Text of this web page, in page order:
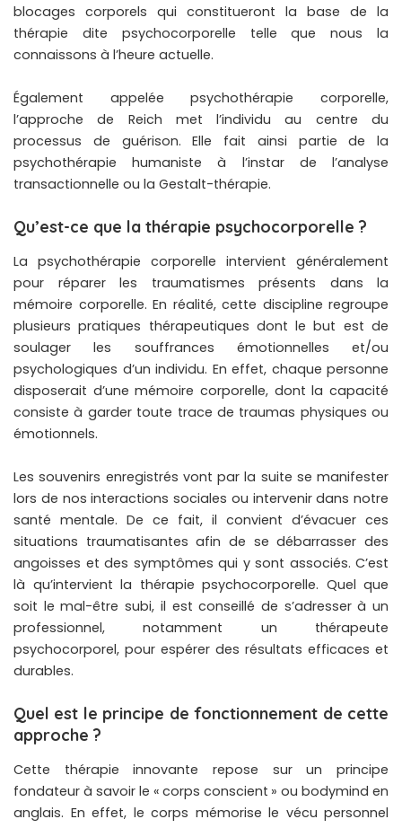
blocages corporels qui constitueront la base de la
thérapie dite psychocorporelle telle que nous la
connaissons à l’heure actuelle.
Également appelée psychothérapie corporelle,
l’approche de Reich met l’individu au centre du
processus de guérison. Elle fait ainsi partie de la
psychothérapie humaniste à l’instar de l’analyse
transactionnelle ou la Gestalt-thérapie.
Qu’est-ce que la thérapie psychocorporelle ?
La psychothérapie corporelle intervient généralement
pour réparer les traumatismes présents dans la
mémoire corporelle. En réalité, cette discipline regroupe
plusieurs pratiques thérapeutiques dont le but est de
soulager les souffrances émotionnelles et/ou
psychologiques d’un individu. En effet, chaque personne
disposerait d’une mémoire corporelle, dont la capacité
consiste à garder toute trace de traumas physiques ou
émotionnels.
Les souvenirs enregistrés vont par la suite se manifester
lors de nos interactions sociales ou intervenir dans notre
santé mentale. De ce fait, il convient d’évacuer ces
situations traumatisantes afin de se débarrasser des
angoisses et des symptômes qui y sont associés. C’est
là qu’intervient la thérapie psychocorporelle. Quel que
soit le mal-être subi, il est conseillé de s’adresser à un
professionnel, notamment un thérapeute
psychocorporel, pour espérer des résultats efficaces et
durables.
Quel est le principe de fonctionnement de cette
approche ?
Cette thérapie innovante repose sur un principe
fondateur à savoir le « corps conscient » ou bodymind en
anglais. En effet, le corps mémorise le vécu personnel